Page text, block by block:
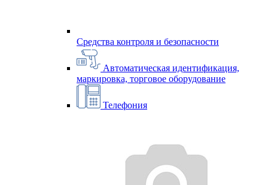
Средства контроля и безопасности
Автоматическая идентификация,
маркировка, торговое оборудование
Телефония